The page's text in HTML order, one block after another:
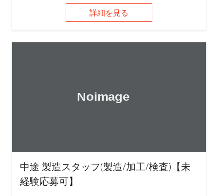
詳細を見る
中途 製造スタッフ(製造/加工/検査)【未
経験応募可】